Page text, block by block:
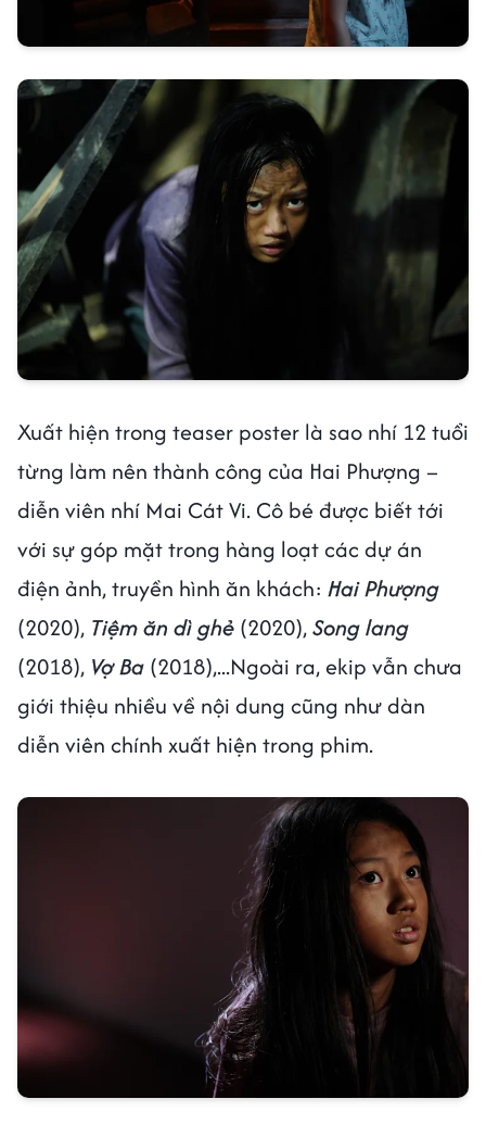
Xuất hiện trong teaser poster là sao nhí 12 tuổi
từng làm nên thành công của Hai Phượng –
diễn viên nhí Mai Cát Vi. Cô bé được biết tới
với sự góp mặt trong hàng loạt các dự án
điện ảnh, truyền hình ăn khách: Hai Phượng
(2020), Tiệm ăn dì ghẻ (2020),Song lang
(2018), Vợ Ba (2018),...Ngoài ra, ekip vẫn chưa
giới thiệu nhiều về nội dung cũng như dàn
diễn viên chính xuất hiện trong phim.